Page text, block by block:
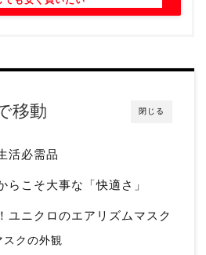
閉じる
移動
活必需品
らこそ大事な「快適さ」
ユニクロのエアリズムマスク
スクの外観